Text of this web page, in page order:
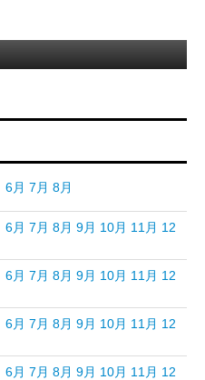
6月 7月 8月
6月 7月 8月 9月 10月 11月 12
6月 7月 8月 9月 10月 11月 12
6月 7月 8月 9月 10月 11月 12
6月 7月 8月 9月 10月 11月 12